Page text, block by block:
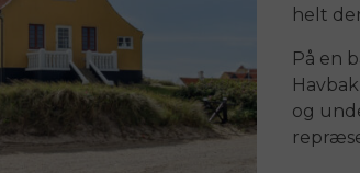
helt
På en
og